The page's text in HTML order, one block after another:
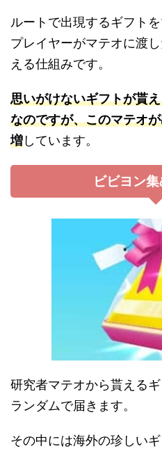
ルートで出現するギフト
プレイヤーがマテオに渡
える仕組みです。
思いがけないギフトが貰
なのですが、このマテオ
増しています。
ビビヨン
研究者マテオから貰える
ランダムで届きます。
その中には海外の珍しい